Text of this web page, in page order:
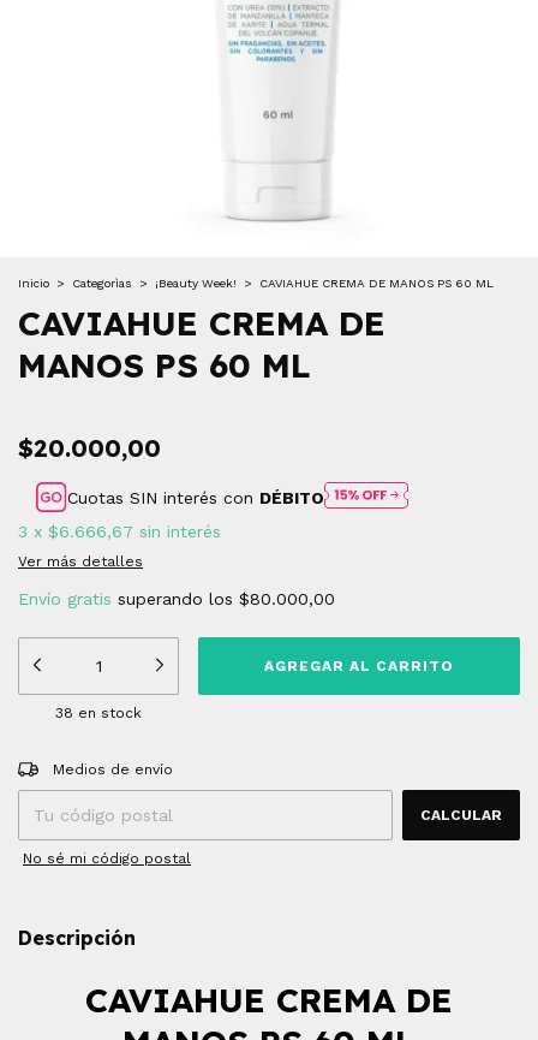
Inicio > Categorìas > ¡Beauty Week! > CAVIAHUE CREMA DE MANOS PS 60 ML
CAVIAHUE CREMA DE
MANOS PS 60 ML
$20.000,00
Cuotas SIN interés con DÉBITO
3 x $6.666,67 sin interés
Ver más detalles
Envío gratis superando los $80.000,00
38 en stock
Entregas para el CP:
Medios de envío
CALCULAR
No sé mi código postal
Descripción
CAVIAHUE CREMA DE